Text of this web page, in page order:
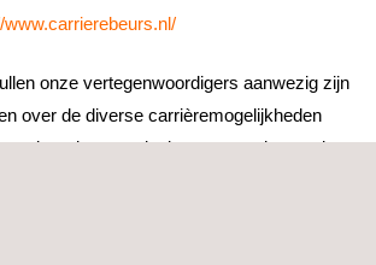
www.carrierebeurs.nl/
onze vertegenwoordigers aanwezig zijn
over de diverse carrièremogelijkheden
kunnen deelnemen aan interactieve